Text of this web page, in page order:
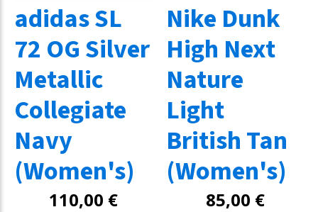
adidas SL
72 OG Silver
Metallic
Collegiate
Navy
(Women's)
110,00 €
Nike Dunk
High Next
Nature
Light
British Tan
(Women's)
85,00 €